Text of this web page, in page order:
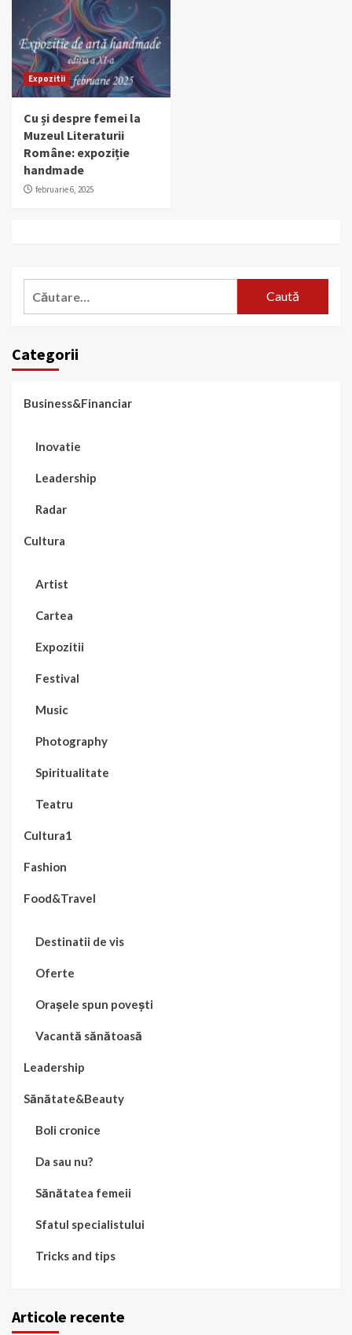
Expozitii
Cu și despre femei la
Muzeul Literaturii
Române: expoziție
handmade
februarie 6, 2025
Categorii
Business&Financiar
Inovatie
Leadership
Radar
Cultura
Artist
Cartea
Expozitii
Festival
Music
Photography
Spiritualitate
Teatru
Cultura1
Fashion
Food&Travel
Destinatii de vis
Oferte
Orașele spun povești
Vacantă sănătoasă
Leadership
Sănătate&Beauty
Boli cronice
Da sau nu?
Sănătatea femeii
Sfatul specialistului
Tricks and tips
Articole recente